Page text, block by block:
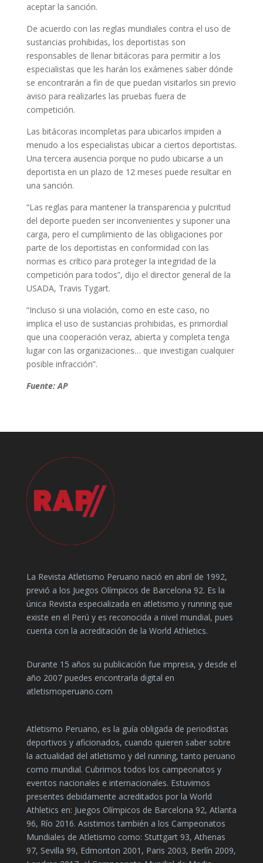
aceptar la sanción.
De acuerdo con las reglas mundiales contra el uso de
sustancias prohibidas, los deportistas son
responsables de llenar bitácoras para permitir a los
especialistas que les harán los exámenes saber dónde
se encontrarán a fin de que puedan visitarlos sin previo
aviso para realizarles las pruebas fuera de
competición.
Las bitácoras incompletas para ubicarlos impiden a
menudo a los especialistas ubicar a ciertos deportistas.
Una tercera ausencia porque no pudo ubicarse a un
deportista en un plazo de 12 meses puede resultar en
una sanción.
“Las reglas para mantener la transparencia y pulcritud
del deporte pueden ser inconvenientes y suponer una
carga, pero el cumplimiento de las obligaciones por
parte de los deportistas en conformidad con las
normas es crítico para proteger la integridad de la
competición para todos”, dijo el director general de la
USADA, Travis Tygart.
“Incluso si una violación, como en este caso, no
implica el uso de sustancias prohibidas, es primordial
que una cooperación veraz, abierta y completa tenga
lugar con las organizaciones… que investigan cualquier
posible infracción”.
Fuente: AP
La Revista Atletismo Peruano nació en abril de 1992,
previó a los Juegos Olímpicos de Barcelona 92. Es la
única Revista especializada en atletismo y running que
existe en el Perú y es reconocida a nivel mundial, pues
cuenta con la acreditación de la World Athletics.
Durante 15 años su publicación fue impresa, y desde el
año 2007 puedes encontrarla digital en
atletismoperuano.com
Atletismo Peruano, es la guía obligada de periodistas
deportivos y aficionados, cuando quieren saber sobre
la actualidad del atletismo y del running, tanto peruano
como mundial. Cubrimos todos los campeonatos y
eventos nacionales e internacionales. Estuvimos
presentes debidamente acreditados por la World
Athletics en: Juegos Olímpicos de Barcelona 92, Atlanta
96, Río 2016. Asistimos también a los Campeonatos
Mundiales de Atletismo como: Stuttgart 93, Athenas
97, Sevilla 99, Edmonton 2001, Paris 2003, Berlín 2009,